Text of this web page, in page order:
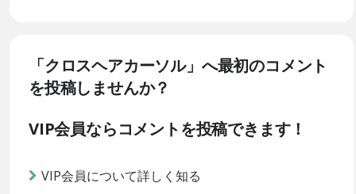
「クロスヘアカーソル」へ最初のコメント
を投稿しませんか？
VIP会員ならコメントを投稿できます！
VIP会員について詳しく知る